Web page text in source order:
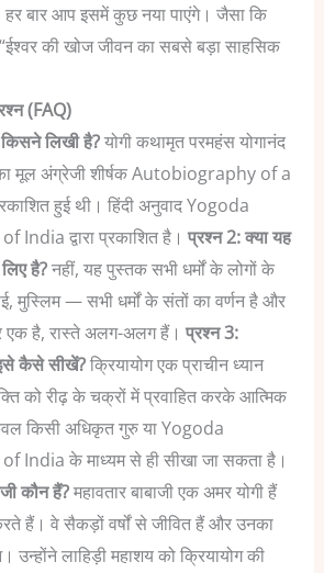
बार आप इसमें कुछ नया पाएंगे। जैसा कि
की खोज जीवन का सबसे बड़ा साहसिक
(FAQ)
लिखी है?योगी कथामृत परमहंस योगानंद
मूल अंग्रेजी शीर्षक Autobiography of a
हुई थी। हिंदी अनुवाद Yogoda
द्वारा प्रकाशित है। प्रश्न 2: क्या यह
है?नहीं, यह पुस्तक सभी धर्मों के लोगों के
मुस्लिम — सभी धर्मों के संतों का वर्णन है और
एक है, रास्ते अलग-अलग हैं। प्रश्न 3:
कैसे सीखें?क्रियायोग एक प्राचीन ध्यान
को रीढ़ के चक्रों में प्रवाहित करके आत्मिक
किसी अधिकृत गुरु या Yogoda
India के माध्यम से ही सीखा जा सकता है।
कौन हैं?महावतार बाबाजी एक अमर योगी हैं
हैं। वे सैकड़ों वर्षों से जीवित हैं और उनका
उन्होंने लाहिड़ी महाशय को क्रियायोग की